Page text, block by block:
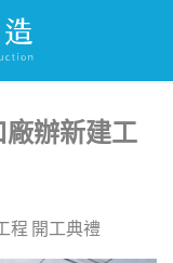
辦新建工
程 開工典禮